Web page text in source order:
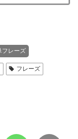
フレーズ
フレーズ